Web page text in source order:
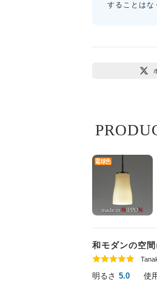
することはな
和モダンの空
明るさ 5.0 使